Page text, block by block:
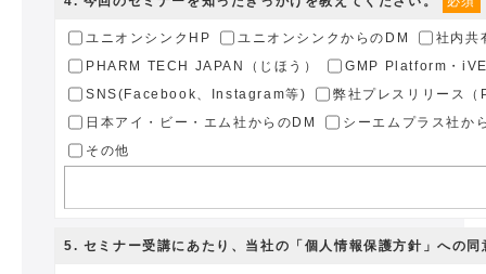
ユニオンシンクHP ユニオンシンクからのDM
社内共
PHARM TECH JAPAN（じほう）
GMP Platform・
SNS(Facebook、Instagram等)
弊社プレスリリース
日本アイ・ビー・エム社からのDM
シーエムプラス社か
その他
5. セミナー受講にあたり、当社の 「個人情報保護方針」への